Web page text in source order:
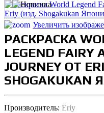
Увеличить
РАСКРАСКА
LEGEND FAIRY
JOURNEY ОТ
SHOGAKUKAN
Производитель: Eriy